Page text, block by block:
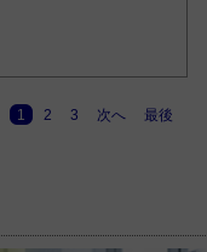
1 2 3 次へ 最後